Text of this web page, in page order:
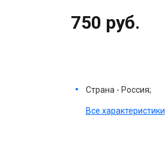
750 руб.
Страна - Россия;
Все характеристики